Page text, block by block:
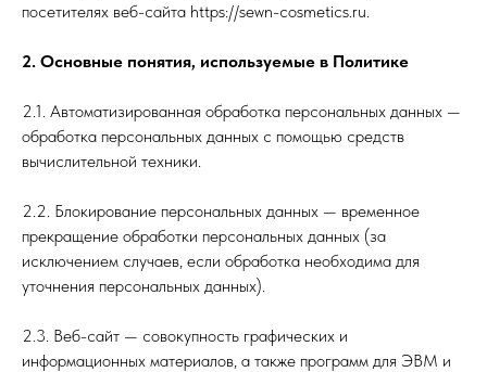
посетителях веб-сайта https://sewn-cosmetics.ru.
2. Основные понятия, используемые в Политике
2.1. Автоматизированная обработка персональных данных —
обработка персональных данных с помощью средств
вычислительной техники.
2.2. Блокирование персональных данных — временное
прекращение обработки персональных данных (за
исключением случаев, если обработка необходима для
уточнения персональных данных).
2.3. Веб-сайт — совокупность графических и
информационных материалов, а также программ для ЭВМ и